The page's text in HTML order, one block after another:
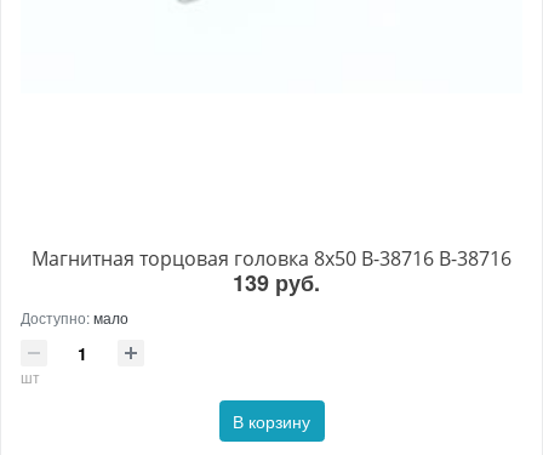
Магнитная торцовая головка 8x50 B-38716 B-38716
139 руб.
Доступно:мало
шт
В корзину